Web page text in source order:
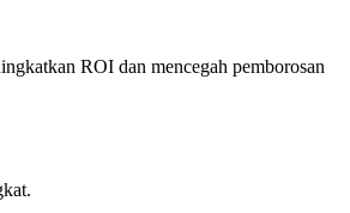
ROI dan mencegah pemborosan